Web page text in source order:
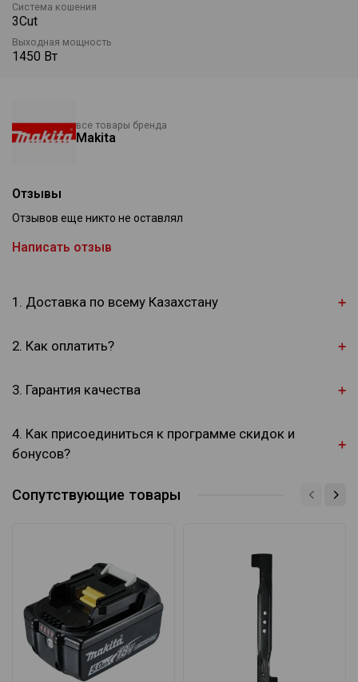
Система кошения
3Cut
Выходная мощность
1450 Вт
все товары бренда
Makita
Отзывы
Отзывов еще никто не оставлял
Написать отзыв
1. Доставка по всему Казахстану
2. Как оплатить?
3. Гарантия качества
4. Как присоединиться к программе скидок и
бонусов?
Сопутствующие товары